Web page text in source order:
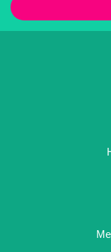
Ürün
Bu ürüne benzer